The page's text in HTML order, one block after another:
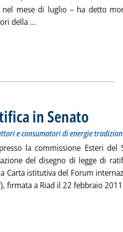
nel mese di luglio – ha detto
della ...
in Senato
e consumatori di energie
la commissione Esteri del
del disegno di legge di
Carta istitutiva del Forum
firmata a Riad il 22 febbraio